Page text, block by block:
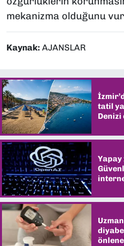
mekanizma olduğunu
Kaynak: AJANSLAR
tatil
Denizi
Yapay